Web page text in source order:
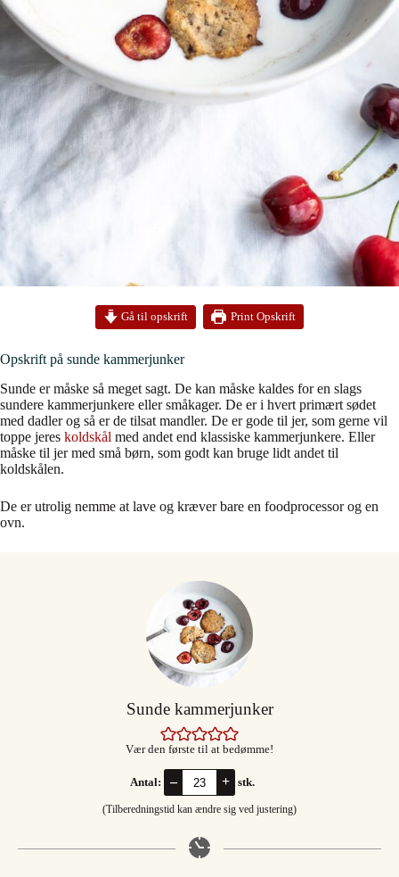
Gå til opskrift Print Opskrift
Opskrift på sunde kammerjunker
Sunde er måske så meget sagt. De kan måske kaldes for en slags
sundere kammerjunkere eller småkager. De er i hvert primært sødet
med dadler og så er de tilsat mandler. De er gode til jer, som gerne vil
toppe jeres koldskål med andet end klassiske kammerjunkere. Eller
måske til jer med små børn, som godt kan bruge lidt andet til
koldskålen.
De er utrolig nemme at lave og kræver bare en foodprocessor og en
ovn.
Sunde kammerjunker
Vær den første til at bedømme!
Antal: – + stk.
(Tilberedningstid kan ændre sig ved justering)